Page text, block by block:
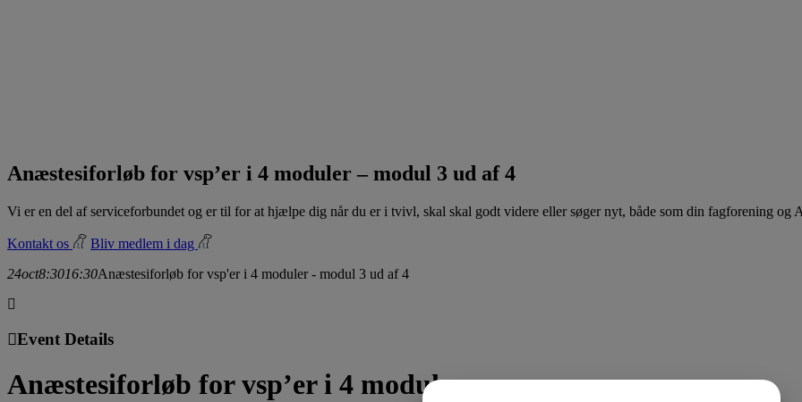
Anæstesiforløb for vsp’er i 4 moduler – modul 3 ud af 4
Vi er en del af serviceforbundet og er til for at hjælpe dig når du er i tvivl, skal skal godt videre eller søger nyt, både som din fagforening og
Kontakt os
Bliv medlem i dag
24oct8:3016:30Anæstesiforløb for vsp'er i 4 moduler - modul 3 ud af 4
Event Details
Anæstesiforløb for vsp’er i 4 moduler